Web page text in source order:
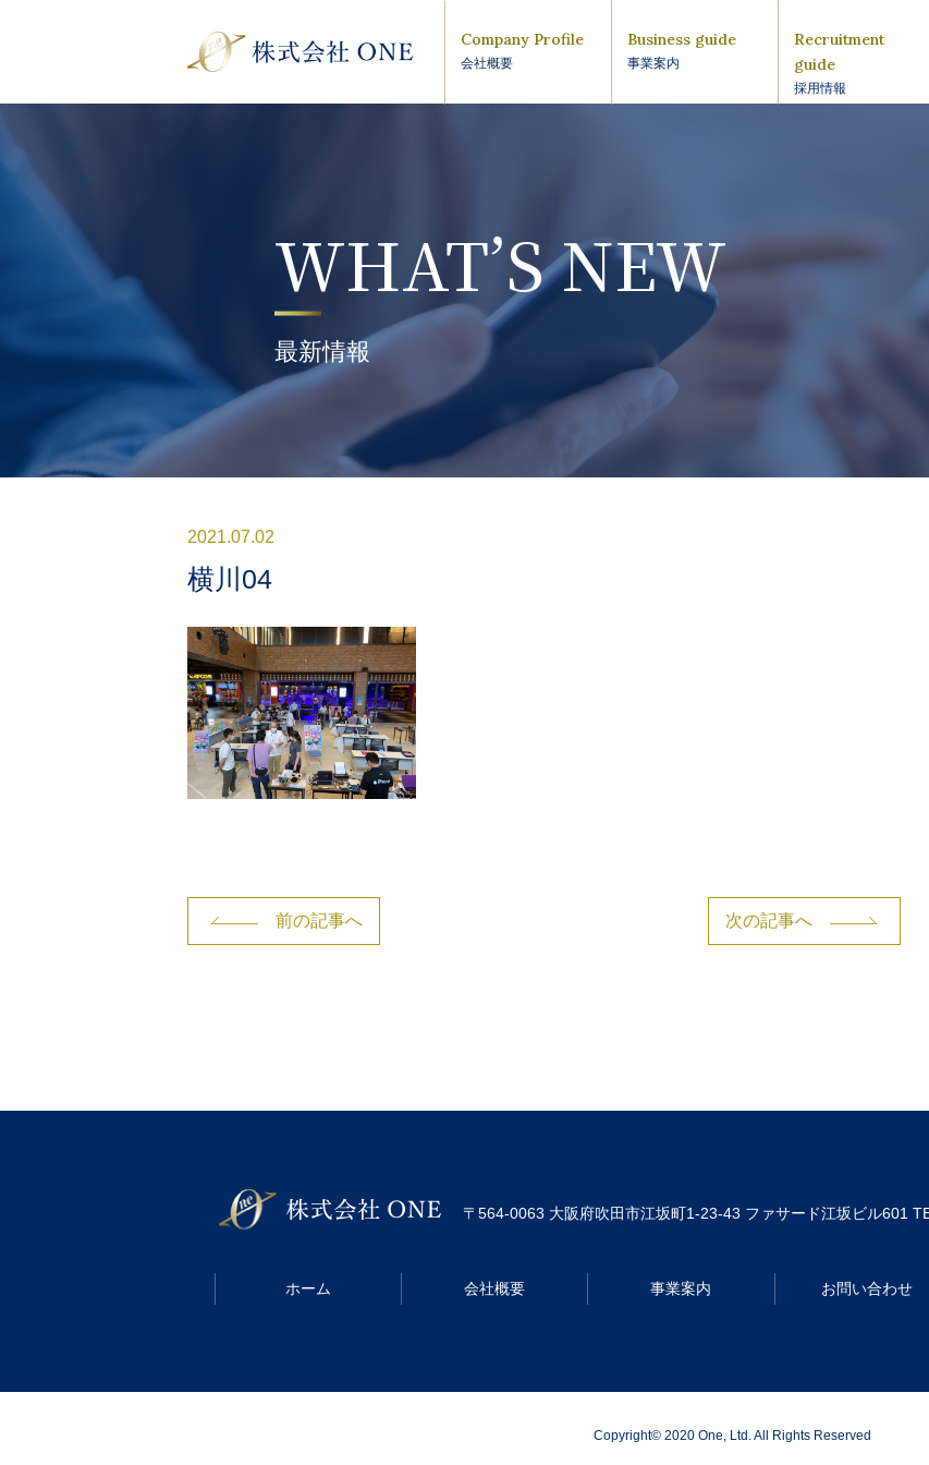
Company Profile
会社概要
Business guide
事業案内
Recruitment
guide
採用情報
WHAT’S NEW
最新情報
2021.07.02
横川04
前の記事へ 次の記事へ
〒564-0063 大阪府吹田市江坂町1-23-43 ファサード江坂ビル601
ホーム 会社概要 事業案内 お問い合わせ
Copyright© 2020 One, Ltd. All Rights Reserved